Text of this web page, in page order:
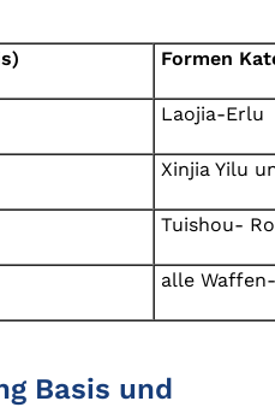
Formen
Laojia-Erlu
Xinjia Yilu
Tuishou-
alle
Basis und